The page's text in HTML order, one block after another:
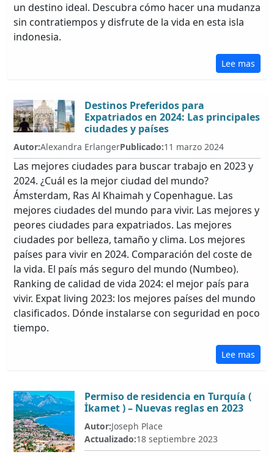
un destino ideal. Descubra cómo hacer una mudanza
sin contratiempos y disfrute de la vida en esta isla
indonesia.
Lee mas
Destinos Preferidos para
Expatriados en 2024: Las principales
ciudades y países
Autor:Alexandra ErlangerPublicado:11 marzo 2024
Las mejores ciudades para buscar trabajo en 2023 y
2024. ¿Cuál es la mejor ciudad del mundo?
Ámsterdam, Ras Al Khaimah y Copenhague. Las
mejores ciudades del mundo para vivir. Las mejores y
peores ciudades para expatriados. Las mejores
ciudades por belleza, tamaño y clima. Los mejores
países para vivir en 2024. Comparación del coste de
la vida. El país más seguro del mundo (Numbeo).
Ranking de calidad de vida 2024: el mejor país para
vivir. Expat living 2023: los mejores países del mundo
clasificados. Dónde instalarse con seguridad en poco
tiempo.
Lee mas
Permiso de residencia en Turquía (
İkamet ) – Nuevas reglas en 2023
Autor:Joseph Place
Actualizado:18 septiembre 2023